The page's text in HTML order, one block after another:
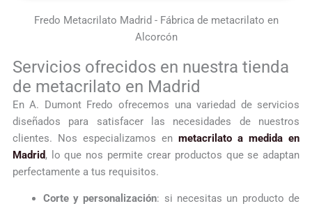
Fredo Metacrilato Madrid - Fábrica de metacrilato en
Alcorcón
Servicios ofrecidos en nuestra tienda
de metacrilato en Madrid
En A. Dumont Fredo ofrecemos una variedad de servicios
diseñados para satisfacer las necesidades de nuestros
clientes. Nos especializamos enmetacrilato a medida en
Madrid, lo que nos permite crear productos que se adaptan
perfectamente a tus requisitos.
Corte y personalización: si necesitas un producto de